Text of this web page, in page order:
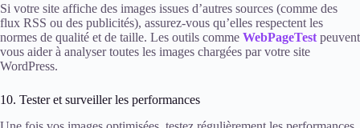
Si votre site affiche des images issues d’autres sources (comme des
flux RSS ou des publicités), assurez-vous qu’elles respectent les
normes de qualité et de taille. Les outils comme WebPageTest peuvent
vous aider à analyser toutes les images chargées par votre site
WordPress.
10. Tester et surveiller les performances